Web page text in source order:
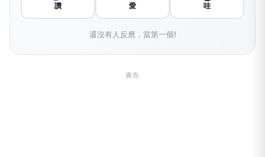
讚 愛 哇
還沒有人反應，當第一個!
廣告